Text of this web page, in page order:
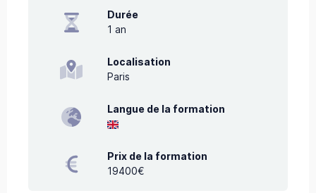
Durée
1 an
Localisation
Paris
Langue de la formation
Prix de la formation
19400€